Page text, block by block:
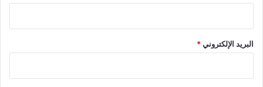
البريد الإلكتروني*